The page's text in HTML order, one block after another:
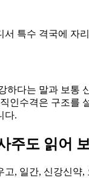
서 특수 격국에 자
하다는 말과 보통
인수격은 구조를
다.
주도 읽어
고, 일간, 신강신약,